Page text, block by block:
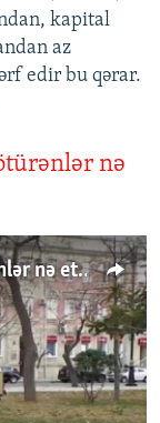
kapital
az
edir bu qərar.
nə
Banklardan krediti dollarla götürənlər nə etsin?